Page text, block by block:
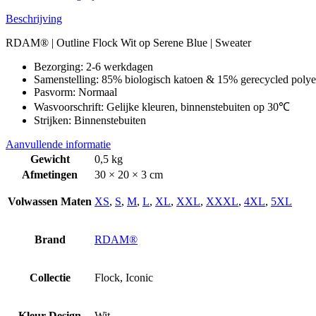
Beschrijving
RDAM® | Outline Flock Wit op Serene Blue | Sweater
Bezorging: 2-6 werkdagen
Samenstelling: 85% biologisch katoen & 15% gerecycled
Pasvorm: Normaal
Wasvoorschrift: Gelijke kleuren, binnenstebuiten op 30℃
Strijken: Binnenstebuiten
Aanvullende informatie
Gewicht
0,5 kg
Afmetingen
30 × 20 × 3 cm
Volwassen Maten XS, S, M, L, XL, XXL, XXXL, 4XL, 5XL
Brand RDAM®
Collectie Flock, Iconic